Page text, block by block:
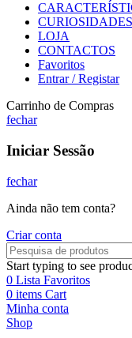
CURIOSIDADES
LOJA
CONTACTOS
Favoritos
Entrar / Registar
Carrinho de Compras
fechar
Iniciar Sessão
fechar
Ainda não tem conta?
Criar conta
Start typing to see
0 Lista Favoritos
0 items Cart
Minha conta
Shop